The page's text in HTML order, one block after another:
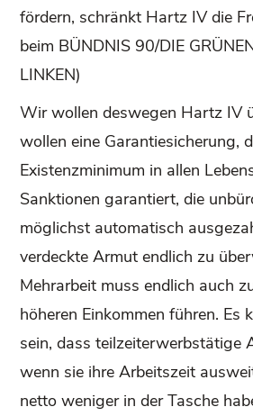
fördern, schränkt Hartz IV die
beim BÜNDNIS 90/DIE
LINKEN)
Wir wollen deswegen Hartz IV
wollen eine Garantiesicherung,
Existenzminimum in allen
Sanktionen garantiert, die
möglichst automatisch
verdeckte Armut endlich zu
Mehrarbeit muss endlich auch
höheren Einkommen führen. Es
sein, dass teilzeiterwerbstätige
wenn sie ihre Arbeitszeit
netto weniger in der Tasche